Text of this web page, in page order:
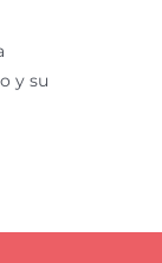
y su